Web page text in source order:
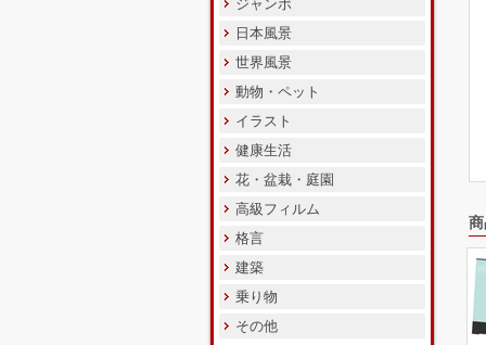
ジャンボ
日本風景
世界風景
動物・ペット
イラスト
健康生活
花・盆栽・庭園
高級フィルム
格言
建築
乗り物
その他